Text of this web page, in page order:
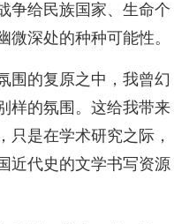
争给民族国家、生命个
深处的种种可能性。
围的复原之中，我曾幻
样的氛围。这给我带来
只是在学术研究之际，
近代史的文学书写资源